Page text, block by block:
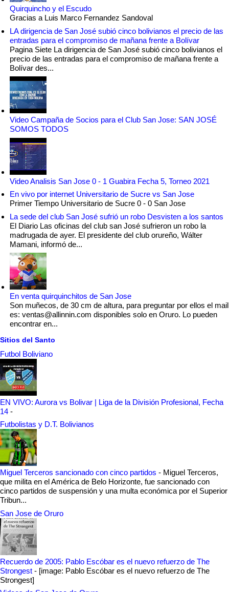
Quirquincho y el Escudo
Gracias a Luis Marco Fernandez Sandoval
LA dirigencia de San José subió cinco bolivianos el precio de las
entradas para el compromiso de mañana frente a Bolívar
Pagina Siete La dirigencia de San José subió cinco bolivianos el
precio de las entradas para el compromiso de mañana frente a
Bolívar des...
Video Campaña de Socios para el Club San Jose: SAN JOSÉ
SOMOS TODOS
Video Analisis San Jose 0 - 1 Guabira Fecha 5, Torneo 2021
En vivo por internet Universitario de Sucre vs San Jose
Primer Tiempo Universitario de Sucre 0 - 0 San Jose
La sede del club San José sufrió un robo Desvisten a los santos
El Diario Las oficinas del club san José sufrieron un robo la
madrugada de ayer. El presidente del club orureño, Wálter
Mamani, informó de...
En venta quirquinchitos de San Jose
Son muñecos, de 30 cm de altura, para preguntar por ellos el mail
es: ventas@allinnin.com disponibles solo en Oruro. Lo pueden
encontrar en...
Sitios del Santo
Futbol Boliviano
EN VIVO: Aurora vs Bolivar | Liga de la División Profesional, Fecha
14 -
Futbolistas y D.T. Bolivianos
Miguel Terceros sancionado con cinco partidos - Miguel Terceros,
que milita en el América de Belo Horizonte, fue sancionado con
cinco partidos de suspensión y una multa económica por el Superior
Tribun...
San Jose de Oruro
Recuerdo de 2005: Pablo Escóbar es el nuevo refuerzo de The
Strongest - [image: Pablo Escóbar es el nuevo refuerzo de The
Strongest]